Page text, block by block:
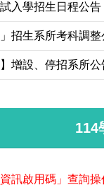
入學招生日程公告
招生系所考科調
增設、停招系所公
114
訊啟用碼」查詢操